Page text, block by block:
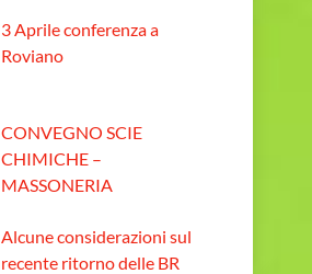
3 Aprile conferenza a
Roviano
CONVEGNO SCIE
CHIMICHE –
MASSONERIA
Alcune considerazioni sul
recente ritorno delle BR